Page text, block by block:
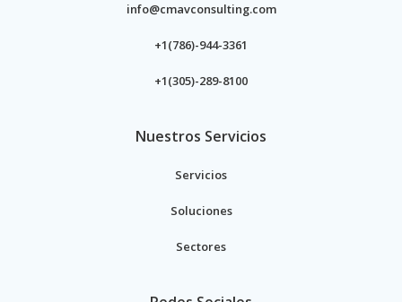
info@cmavconsulting.com
+1(786)-944-3361
+1(305)-289-8100
Nuestros Servicios
Servicios
Soluciones
Sectores